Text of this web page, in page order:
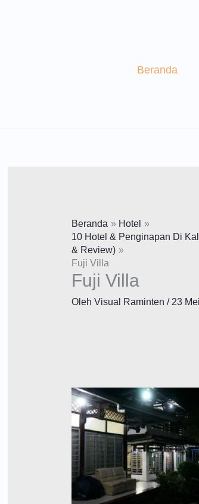
Beranda
Beranda
Hotel
10 Hotel & Penginapan Di
& Review)
Fuji Villa
Fuji Villa
Oleh Visual Raminten /23